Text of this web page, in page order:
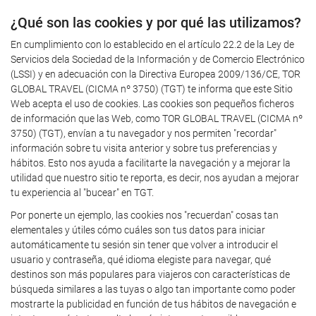
¿Qué son las cookies y por qué las utilizamos?
En cumplimiento con lo establecido en el artículo 22.2 de la Ley de
Servicios dela Sociedad de la Información y de Comercio Electrónico
(LSSI) y en adecuación con la Directiva Europea 2009/136/CE, TOR
GLOBAL TRAVEL (CICMA nº 3750) (TGT) te informa que este Sitio
Web acepta el uso de cookies. Las cookies son pequeños ficheros
de información que las Web, como TOR GLOBAL TRAVEL (CICMA nº
3750) (TGT), envían a tu navegador y nos permiten "recordar"
información sobre tu visita anterior y sobre tus preferencias y
hábitos. Esto nos ayuda a facilitarte la navegación y a mejorar la
utilidad que nuestro sitio te reporta, es decir, nos ayudan a mejorar
tu experiencia al "bucear" en TGT.
Por ponerte un ejemplo, las cookies nos "recuerdan" cosas tan
elementales y útiles cómo cuáles son tus datos para iniciar
automáticamente tu sesión sin tener que volver a introducir el
usuario y contraseña, qué idioma elegiste para navegar, qué
destinos son más populares para viajeros con características de
búsqueda similares a las tuyas o algo tan importante como poder
mostrarte la publicidad en función de tus hábitos de navegación e